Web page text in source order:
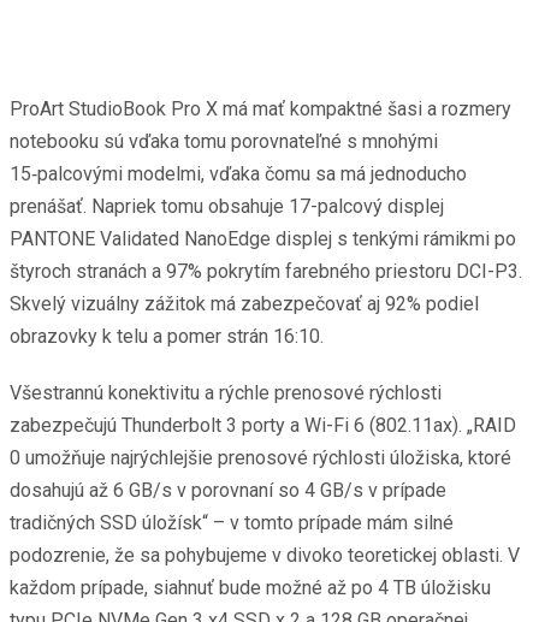
ProArt StudioBook Pro X má mať kompaktné šasi a rozmery
notebooku sú vďaka tomu porovnateľné s mnohými
15‑palcovými modelmi, vďaka čomu sa má jednoducho
prenášať. Napriek tomu obsahuje 17-palcový displej
PANTONE Validated NanoEdge displej s tenkými rámikmi po
štyroch stranách a 97% pokrytím farebného priestoru DCI-P3.
Skvelý vizuálny zážitok má zabezpečovať aj 92% podiel
obrazovky k telu a pomer strán 16:10.
Všestrannú konektivitu a rýchle prenosové rýchlosti
zabezpečujú Thunderbolt 3 porty a Wi-Fi 6 (802.11ax). „RAID
0 umožňuje najrýchlejšie prenosové rýchlosti úložiska, ktoré
dosahujú až 6 GB/s v porovnaní so 4 GB/s v prípade
tradičných SSD úložísk“ – v tomto prípade mám silné
podozrenie, že sa pohybujeme v divoko teoretickej oblasti. V
každom prípade, siahnuť bude možné až po 4 TB úložisku